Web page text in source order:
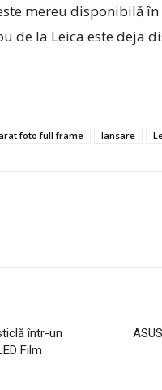
mereu disponibilă în
de la Leica este deja
foto full frame lansare
într-un
Film